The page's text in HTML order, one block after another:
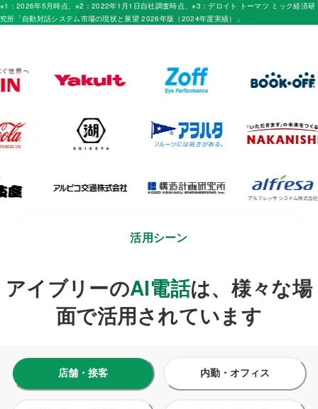
※1： 2026年5月時点、※2：2022年1月1日自社調査時点、※3：デロイト トーマツ ミック経済研
究所「自動対話システム市場の現状と展望 2026年版（2024年度実績）」
活用シーン
アイブリーのAI電話は、様々な場
面で活用されています
店舗・接客 内勤・オフィス